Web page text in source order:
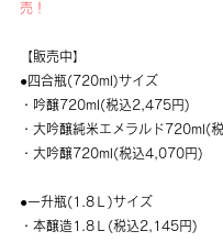
売！
​【販売中】
●四合瓶(720ml)サイズ
・吟醸720ml(税込2,475円)
・大吟醸純米エメラルド720ml(
・大吟醸720ml(税込4,070円)
​●一升瓶(1.8Ｌ)サイズ
・本醸造1.8Ｌ(税込2,145円)